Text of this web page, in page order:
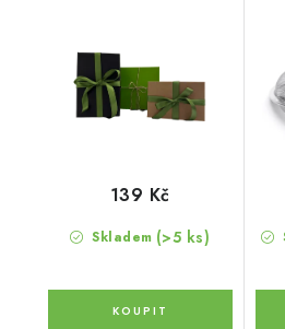
Skladem (>5 ks)
139 Kč